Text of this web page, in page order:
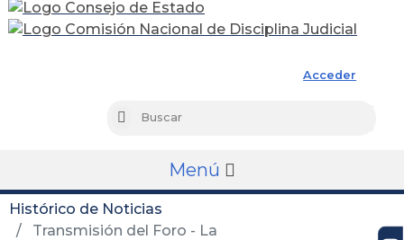
Acceder
Buscar
Menú
Histórico de Noticias
Transmisión del Foro - La